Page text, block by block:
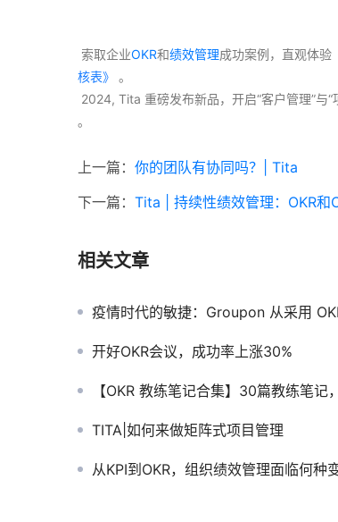
索取企业OKR和绩效管理成功案例，直观体验
核表》
。
2024, Tita 重磅发布新品，开启“客户管理”与
。
上一篇： 你的团队有协同吗？| Tita
下一篇： Tita | 持续性绩效管理：OKR和
相关文章
疫情时代的敏捷：Groupon 从采用
开好OKR会议，成功率上涨30%
【OKR 教练笔记合集】30篇教练笔记，为你成为
TITA|如何来做矩阵式项目管理
从KPI到OKR，组织绩效管理面临何种